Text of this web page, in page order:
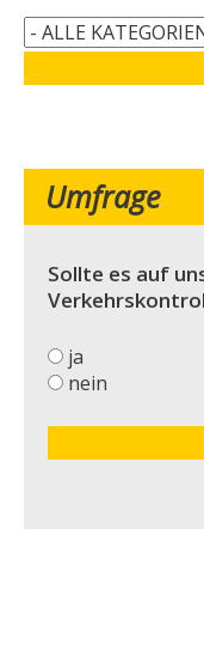
Umfrage
Sollte es auf
ja
nein